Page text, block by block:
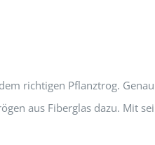
richtigen Pflanztrog.
aus Fiberglas dazu. Mit